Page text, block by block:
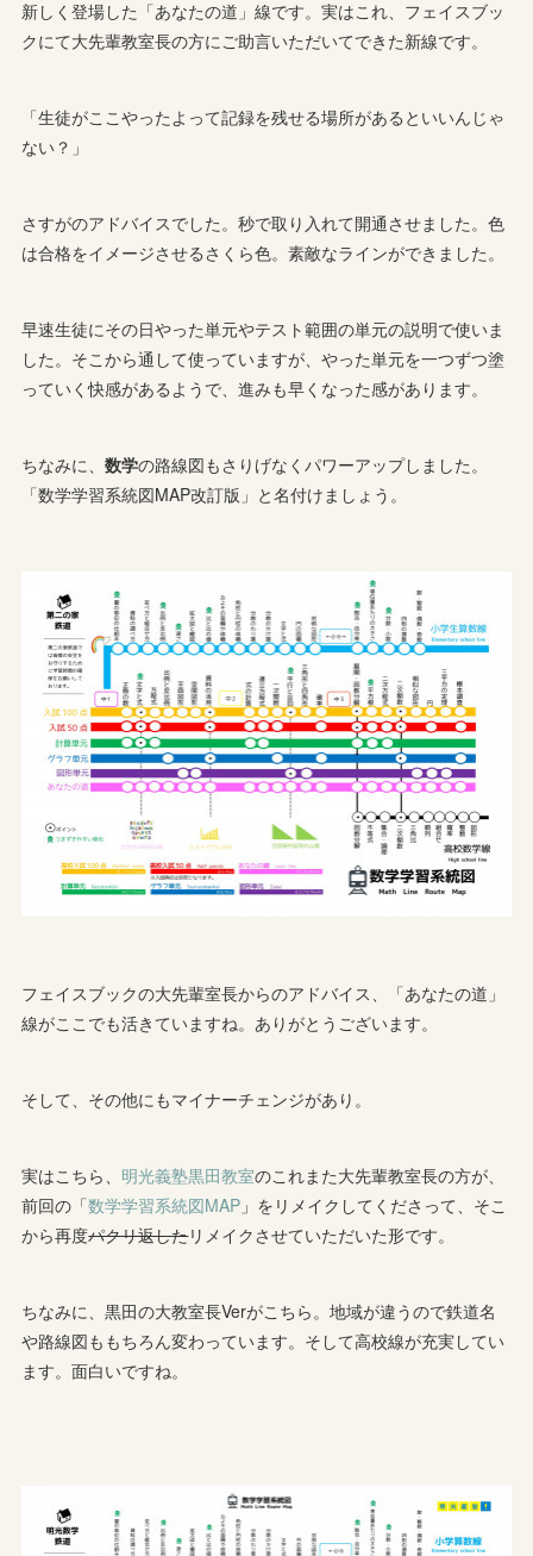
新しく登場した「あなたの道」線です。実はこれ、フェイスブッ
クにて大先輩教室長の方にご助言いただいてできた新線です。
「生徒がここやったよって記録を残せる場所があるといいんじゃ
ない？」
さすがのアドバイスでした。秒で取り入れて開通させました。色
は合格をイメージさせるさくら色。素敵なラインができました。
早速生徒にその日やった単元やテスト範囲の単元の説明で使いま
した。そこから通して使っていますが、やった単元を一つずつ塗
っていく快感があるようで、進みも早くなった感があります。
ちなみに、数学の路線図もさりげなくパワーアップしました。
「数学学習系統図MAP改訂版」と名付けましょう。
フェイスブックの大先輩室長からのアドバイス、「あなたの道」
線がここでも活きていますね。ありがとうございます。
そして、その他にもマイナーチェンジがあり。
実はこちら、 明光義塾黒田教室のこれまた大先輩教室長の方が、
前回の「数学学習系統図MAP 」をリメイクしてくださって、そこ
から再度パクリ返したリメイクさせていただいた形です。
ちなみに、黒田の大教室長Verがこちら。地域が違うので鉄道名
や路線図ももちろん変わっています。そして高校線が充実してい
ます。面白いですね。